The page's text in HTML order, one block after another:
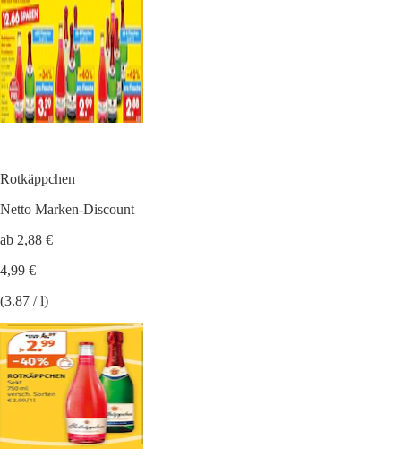
Rotkäppchen
Netto Marken-Discount
ab 2,88 €
4,99 €
(3.87 / l)